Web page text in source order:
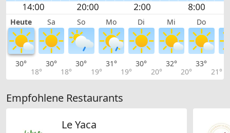
Heute Sa So Mo Di Mi Do
30°
18°
30°
18°
30°
19°
31°
19°
30°
20°
32°
20°
33°
21°
Empfohlene Restaurants
Le Yaca